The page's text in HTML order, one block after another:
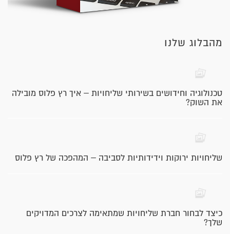
מהבלוג שלנו
טכנולוגיה וחידושים בשירותי שליחויות – איך רץ פלוס מובילה
את השוק?
שליחויות ירוקות וידידותיות לסביבה – המהפכה של רץ פלוס
כיצד לבחור חברת שליחויות שמתאימה לצרכים המדויקים
שלך?